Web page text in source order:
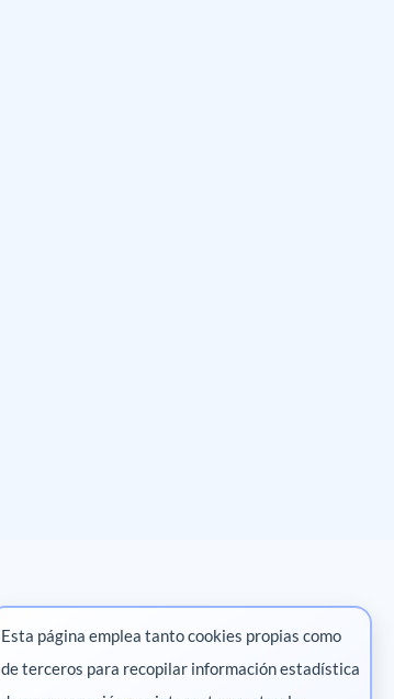
Marketing digital
Esta página emplea tanto cookies propias como
de terceros para recopilar información estadística